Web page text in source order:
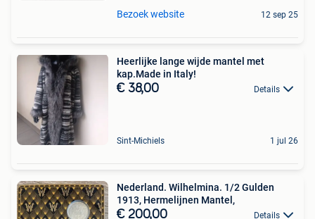
Bezoek website 12 sep 25
Heerlijke lange wijde mantel met
kap.Made in Italy!
€ 38,00 Details
Sint-Michiels 1 jul 26
Nederland. Wilhelmina. 1/2 Gulden
1913, Hermelijnen Mantel,
€ 200,00 Details